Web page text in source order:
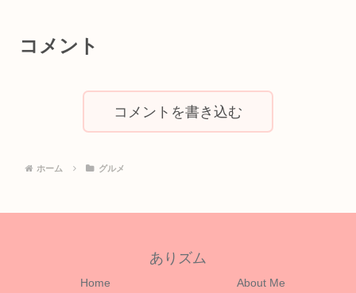
コメント
コメントを書き込む
ホーム グルメ
ありズム
Home About Me